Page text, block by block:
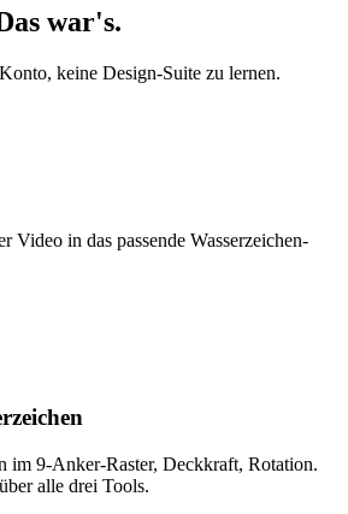
war's.
keine Design-Suite zu lernen.
Video in das passende Wasserzeichen-
im 9-Anker-Raster, Deckkraft, Rotation.
alle drei Tools.